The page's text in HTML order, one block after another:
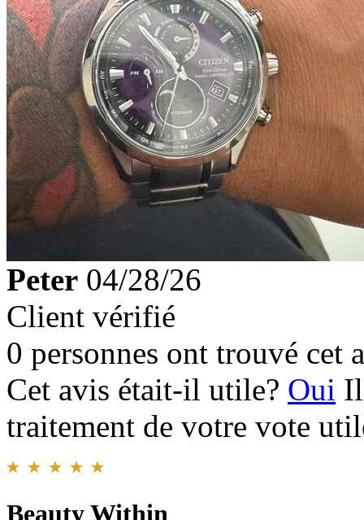
Peter 04/28/26
Client vérifié
0 personnes ont trouvé cet
Cet avis était-il utile? Oui
traitement de votre vote
Beauty Within